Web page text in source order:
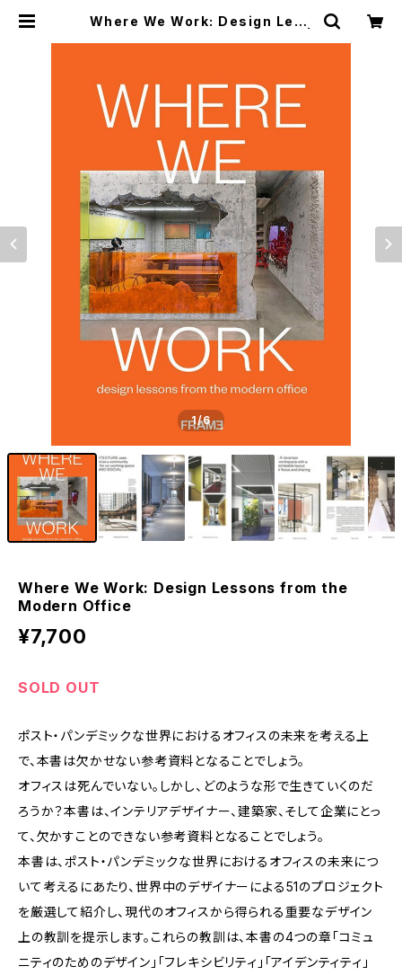
Where We Work: Design Less
1/6
Where We Work: Design Lessons from the
Modern Office
¥7,700
SOLD OUT
ポスト・パンデミックな世界におけるオフィスの未来を考える上
で、本書は欠かせない参考資料となることでしょう。
オフィスは死んでいない。しかし、どのような形で生きていくのだ
ろうか？本書は、インテリアデザイナー、建築家、そして企業にとっ
て、欠かすことのできない参考資料となることでしょう。
本書は、ポスト・パンデミックな世界におけるオフィスの未来につ
いて考えるにあたり、世界中のデザイナーによる51のプロジェクト
を厳選して紹介し、現代のオフィスから得られる重要なデザイン
上の教訓を提示します。これらの教訓は、本書の4つの章「コミュ
ニティのためのデザイン」「フレキシビリティ」「アイデンティティ」